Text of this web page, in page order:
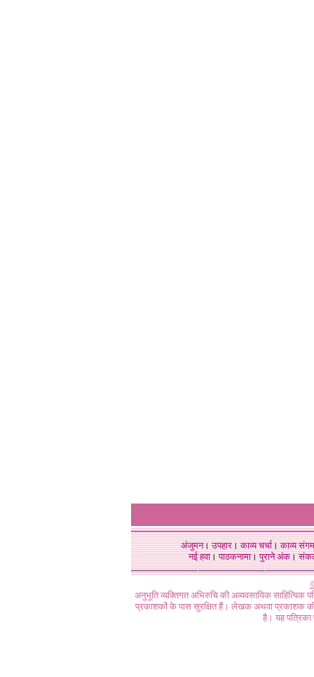
अंजुमन।उपहार।काव्य चर्चा।काव्य संगम
नई हवा। पाठकनामा। पुराने अंक।
अनुभूति व्यक्तिगत अभिरुचि की अव्यवसायिक
प्रकाशकों के पास सुरक्षित हैं। लेखक अथवा प्रकाशक की
है। यह पत्रिका